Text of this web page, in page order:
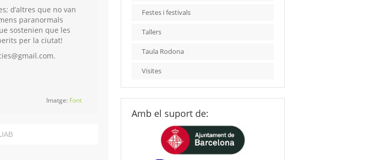
d’altres que no van
paranormals
sostenien que les
per la ciutat!
Imatge: Font
Festes i festivals
Tallers
Taula Rodona
Visites
Amb el suport de: